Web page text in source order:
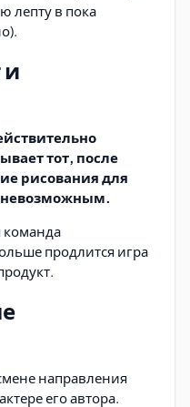
лепту в пока
и
тот, после
рисования для
невозможным.
команда
продлится игра
направления
его автора.